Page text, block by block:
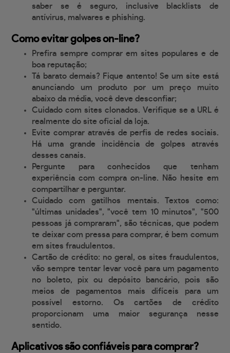
saber se é seguro, inclusive blacklists de
antívirus, malwares e phishing.
Como evitar golpes on-line?
Prefira sempre comprar em sites populares e de
boa reputação;
Tá barato demais? Fique antento! Se um site está
anunciando um produto por um preço muito
abaixo da média, você deve desconfiar;
Cuidado com sites clonados. Verifique se a URL é
realmente do site oficial da loja.
Evite comprar através de perfis de redes sociais.
Há uma grande incidência de golpes através
desses canais.
Pergunte para conhecidos que tenham
experiência com compra on-line. Não hesite em
compartilhar e perguntar.
Cuidado com gatilhos mentais. Textos como:
"últimas unidades", "você tem 10 minutos", "500
pessoas já compraram", são técnicas, que podem
te deixar com pressa para comprar, é bem comum
em sites fraudulentos.
Cartão de crédito: no geral, os sites fraudulentos,
vão sempre tentar levar você para um pagamento
no boleto, pix ou depósito bancário, pois são
meios de pagamentos mais difíceis para um
possível estorno. Os cartões de crédito
proporcionam uma maior segurança nesse
sentido.
Aplicativos são confiáveis para comprar?